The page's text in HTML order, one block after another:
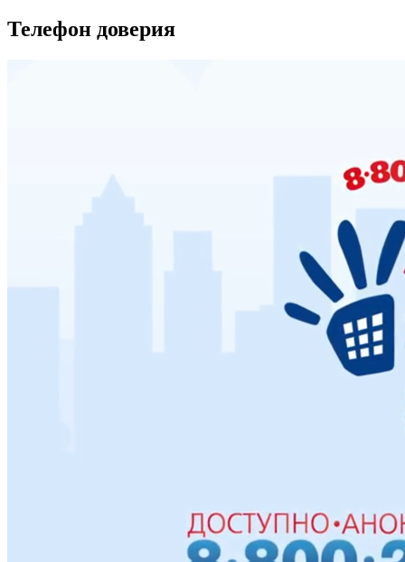
Телефон доверия